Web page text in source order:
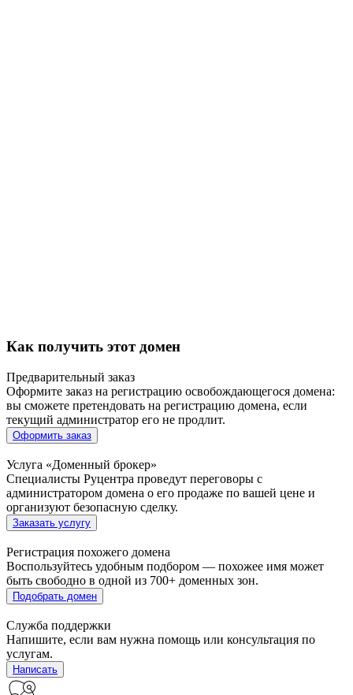
Как получить этот домен
Предварительный заказ
Оформите заказ на регистрацию освобождающегося домена:
вы сможете претендовать на регистрацию домена, если
текущий администратор его не продлит.
Оформить заказ
Услуга «Доменный брокер»
Специалисты Руцентра проведут переговоры с
администратором домена о его продаже по вашей цене и
организуют безопасную сделку.
Заказать услугу
Регистрация похожего домена
Воспользуйтесь удобным подбором — похожее имя может
быть свободно в одной из 700+ доменных зон.
Подобрать домен
Служба поддержки
Напишите, если вам нужна помощь или консультация по
услугам.
Написать